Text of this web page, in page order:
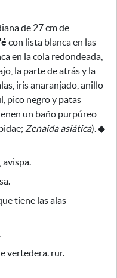
de 27 cm de
con lista blanca en las
en la cola redondeada,
la parte de atrás y la
iris anaranjado, anillo
pico negro y patas
un baño purpúreo
Zenaida asiática).◆
, avispa.
tiene las alas
vertedera. rur.